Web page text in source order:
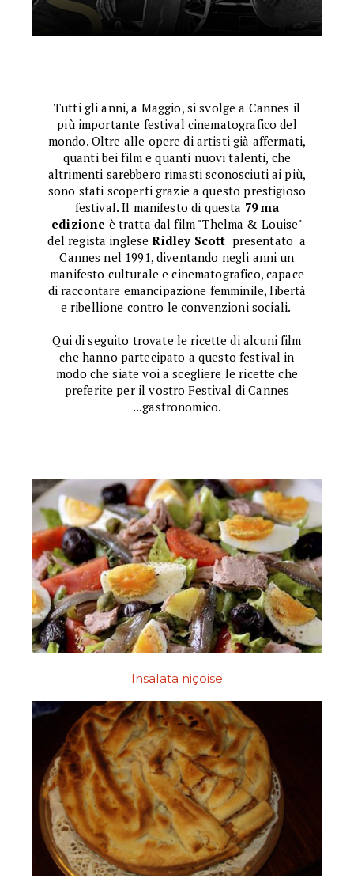
Tutti gli anni, a Maggio, si svolge a Cannes il
più importante festival cinematografico del
mondo. Oltre alle opere di artisti già affermati,
quanti bei film e quanti nuovi talenti, che
altrimenti sarebbero rimasti sconosciuti ai più,
sono stati scoperti grazie a questo prestigioso
festival. Il manifesto di questa 79 ma
edizione è tratta dal film "Thelma & Louise"
del regista ingleseRidley Scott presentato a
Cannes nel 1991, diventando negli anni un
manifesto culturale e cinematografico, capace
di raccontare emancipazione femminile, libertà
e ribellione contro le convenzioni sociali.
Qui di seguito trovate le ricette di alcuni film
che hanno partecipato a questo festival in
modo che siate voi a scegliere le ricette che
preferite per il vostro Festival di Cannes
...gastronomico.
Insalata niçoise